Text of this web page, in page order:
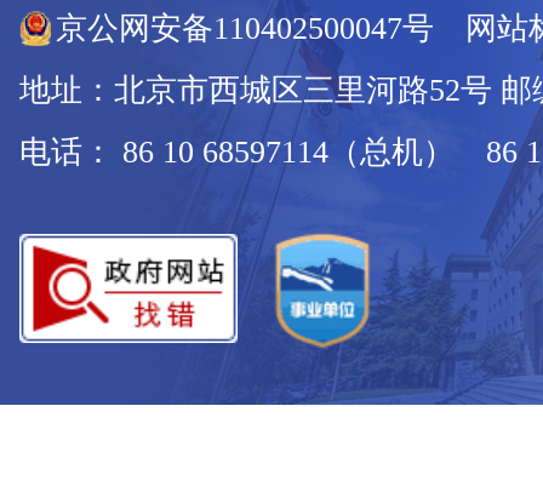
京公网安备110402500047号 网站
地址：北京市西城区三里河路52号 邮
电话： 86 10 68597114（总机） 86